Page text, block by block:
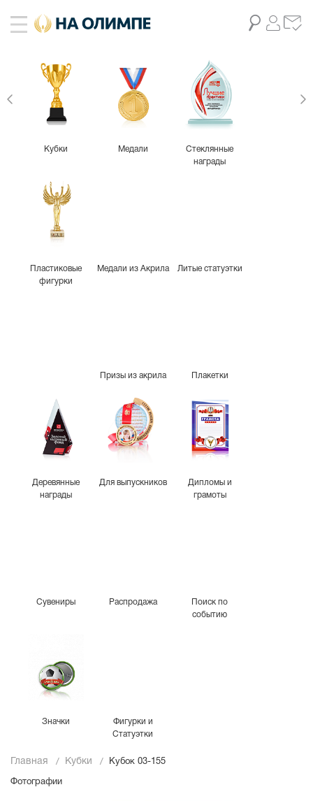
Кубки Медали
Стеклянные
награды
Пластиковые
фигурки
Медали из Акрила Литые статуэтки
Призы из акрила Плакетки
Деревянные
награды
Для выпускников
Дипломы и
грамоты
Сувениры Распродажа
Поиск по
событию
Значки
Фигурки и
Статуэтки
Главная Кубки Кубок 03-155
Фотографии